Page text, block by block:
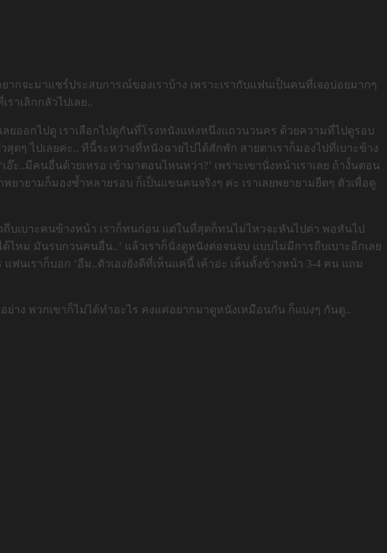
ากจะมาแชร์ประสบการณ์ของเราบ้าง เพราะเรากับแฟนเป็นคนที่เจอบ่อยมากๆ
าเลิกกลัวไปเลย..
ลยออกไปดู เราเลือกไปดูกันที่โรงหนังแห่งหนึ่งแถวนวนคร ด้วยความที่ไปดูรอบ
ๆ ไปเลยค่ะ.. ทีนี้ระหว่างที่หนังฉายไปได้สักพัก สายตาเราก็มองไปที่เบาะข้าง
..มีคนอื่นด้วยเหรอ เข้ามาตอนไหนหว่า?’ เพราะเขานั่งหน้าเราเลย ถ้างั้นตอน
ยายามก็มองซ้ำหลายรอบ ก็เป็นแขนคนจริงๆ ค่ะ เราเลยพยายามยืดๆ ตัวเพื่อดู
บเบาะคนข้างหน้า เราก็ทนก่อน แต่ในที่สุดก็ทนไม่ไหวจะหันไปด่า พอหันไป
ด้ไหม มันรบกวนคนอื่น..’ แล้วเราก็นั่งดูหนังต่อจนจบ แบบไม่มีการถีบเบาะอีกเลย
นเราก็บอก ‘อืม..ตัวเองยังดีที่เห็นแค่นี้ เค้าอ่ะ เห็นทั้งข้างหน้า 3-4 คน แถม
าง พวกเขาก็ไม่ได้ทำอะไร คงแค่อยากมาดูหนังเหมือนกัน ก็แบ่งๆ กันดู..